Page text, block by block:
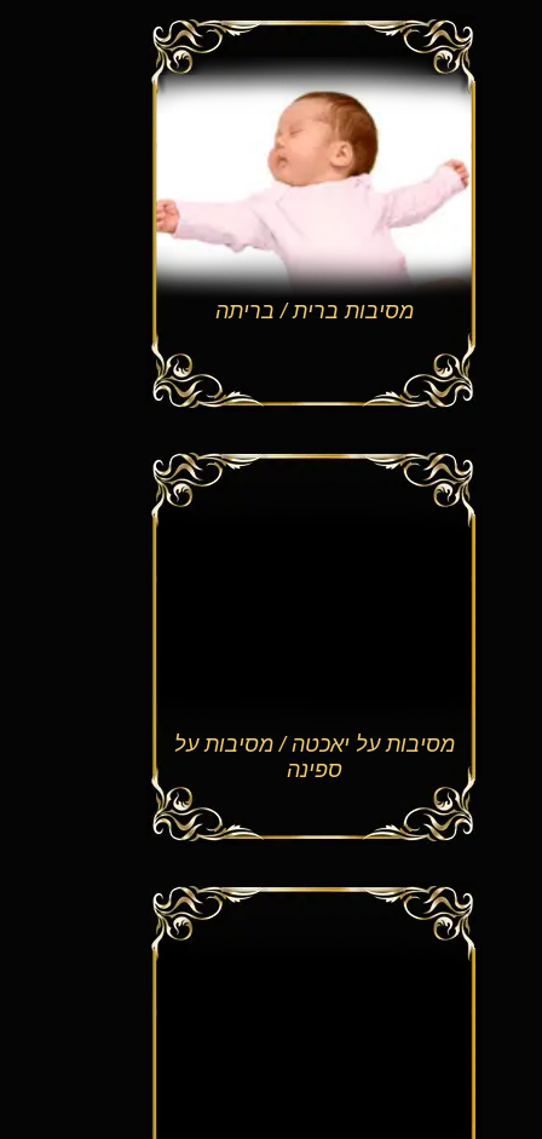
מסיבות ברית / בריתה
מסיבות על יאכטה / מסיבות על
ספינה